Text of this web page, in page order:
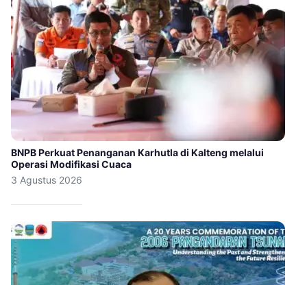
BNPB Perkuat Penanganan Karhutla di Kalteng melalui
Operasi Modifikasi Cuaca
3 Agustus 2026